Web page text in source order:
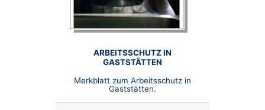
ARBEITSSCHUTZ IN
GASTSTÄTTEN
Merkblatt zum Arbeitsschutz in
Gaststätten.